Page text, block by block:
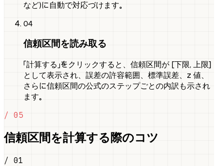
など）に自動で対応づけます。
04
信頼区間を読み取る
「計算する」をクリックすると、信頼区間が [下限, 上限]
として表示され、誤差の許容範囲、標準誤差、z 値、
さらに信頼区間の公式のステップごとの内訳も示され
ます。
/ 05
信頼区間を計算する際のコツ
/ 01